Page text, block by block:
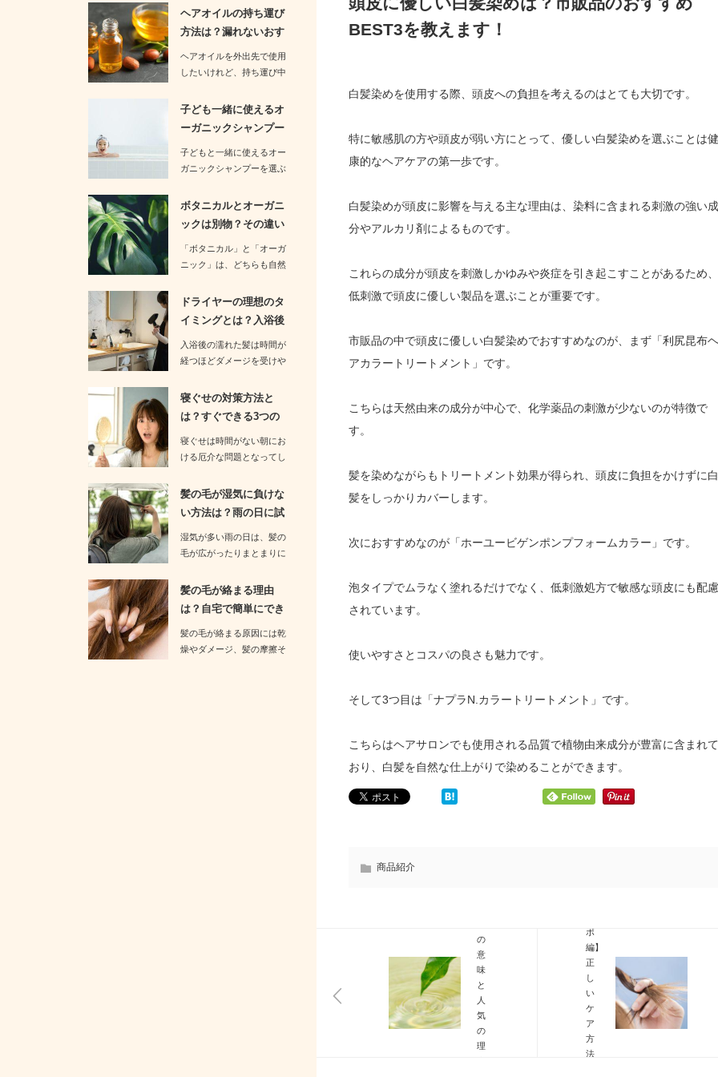
BEST3を教えます！
白髪染めを使用する際、頭皮への負担を考えるのはとても大切です。
特に敏感肌の方や頭皮が弱い方にとって、優しい白髪染めを選ぶことは健
康的なヘアケアの第一歩です。
白髪染めが頭皮に影響を与える主な理由は、染料に含まれる刺激の強い成
分やアルカリ剤によるものです。
これらの成分が頭皮を刺激しかゆみや炎症を引き起こすことがあるため、
低刺激で頭皮に優しい製品を選ぶことが重要です。
市販品の中で頭皮に優しい白髪染めでおすすめなのが、まず「利尻昆布ヘ
アカラートリートメント」です。
こちらは天然由来の成分が中心で、化学薬品の刺激が少ないのが特徴で
す。
髪を染めながらもトリートメント効果が得られ、頭皮に負担をかけずに白
髪をしっかりカバーします。
次におすすめなのが「ホーユービゲンポンプフォームカラー」です。
泡タイプでムラなく塗れるだけでなく、低刺激処方で敏感な頭皮にも配慮
されています。
使いやすさとコスパの良さも魅力です。
そして3つ目は「ナプラN.カラートリートメント」です。
こちらはヘアサロンでも使用される品質で植物由来成分が豊富に含まれて
おり、白髪を自然な仕上がりで染めることができます。
商品紹介
の
意
味
と
人
気
の
理
ボ
編】
正
し
い
ケ
ア
方
法
す。お…
ヘアオイルの持ち運び
方法は？漏れないおす
すめの方法…
ヘアオイルを外出先で使用
したいけれど、持ち運び中
いのでは…
子ども一緒に使えるオ
ーガニックシャンプー
は？おすす…
子どもと一緒に使えるオー
ガニックシャンプーを選ぶ
が少ない…
ボタニカルとオーガニ
ックは別物？その違い
についてわ…
「ボタニカル」と「オーガ
ニック」は、どちらも自然
を持つ言…
ドライヤーの理想のタ
イミングとは？入浴後
何分以内が…
入浴後の濡れた髪は時間が
経つほどダメージを受けや
ライ…
寝ぐせの対策方法と
は？すぐできる3つの
予防策をお伝…
寝ぐせは時間がない朝にお
ける厄介な問題となってし
せを…
髪の毛が湿気に負けな
い方法は？雨の日に試
すべき3つ…
湿気が多い雨の日は、髪の
毛が広がったりまとまりに
です。…
髪の毛が絡まる理由
は？自宅で簡単にでき
るケア方法を…
髪の毛が絡まる原因には乾
燥やダメージ、髪の摩擦そ